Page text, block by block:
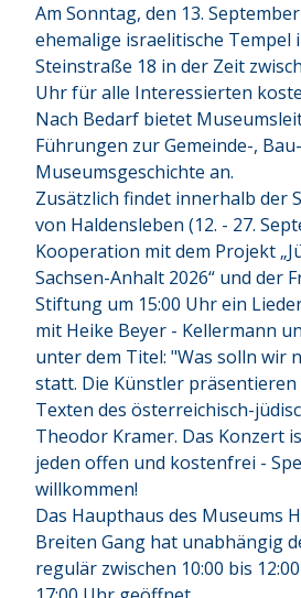
Am Sonntag, den 13.
ehemalige israelitische Tempel
Steinstraße 18 in der Zeit
Uhr für alle Interessierten
Nach Bedarf bietet
Führungen zur Gemeinde-,
Museumsgeschichte an.
Zusätzlich findet innerhalb der
von Haldensleben (12. - 27.
Kooperation mit dem Projekt
Sachsen-Anhalt 2026“ und der
Stiftung um 15:00 Uhr ein
mit Heike Beyer - Kellermann
unter dem Titel: "Was solln wir
statt. Die Künstler
Texten des österreichisch-
Theodor Kramer. Das Konzert
jeden offen und kostenfrei -
willkommen!
Das Haupthaus des Museums
Breiten Gang hat unabhängig
regulär zwischen 10:00 bis